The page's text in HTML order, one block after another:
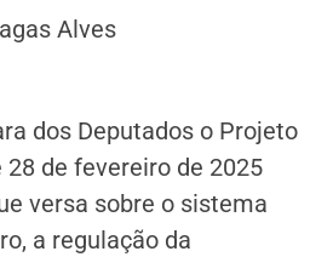
Alves
dos Deputados o Projeto
28 de fevereiro de 2025
versa sobre o sistema
a regulação da